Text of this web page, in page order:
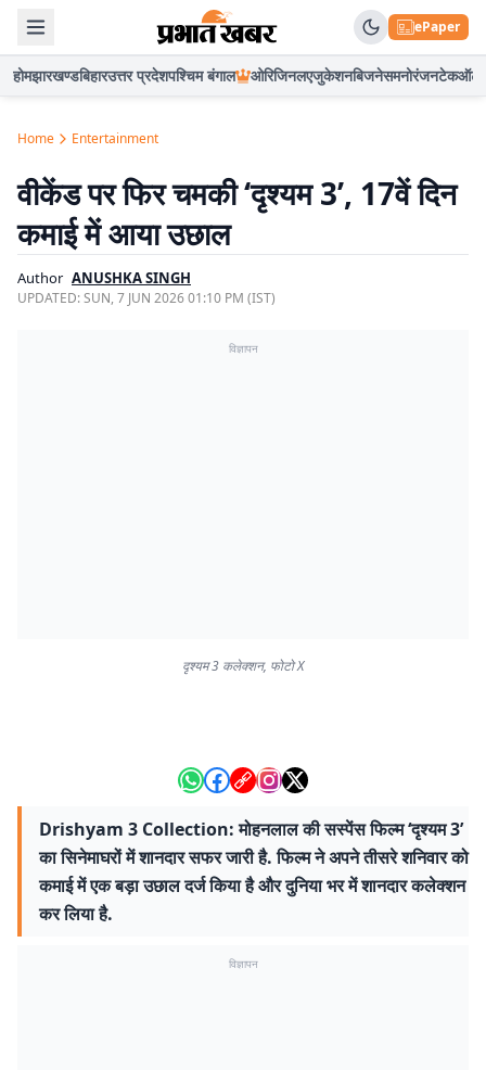
ePaper
होमझारखण्डबिहारउत्तर प्रदेशपश्चिम बंगाल ओरिजिनलएजुकेशनबिजनेसमनोरंजनटेकऑटो
Home Entertainment
वीकेंड पर फिर चमकी ‘दृश्यम 3’, 17वें दिन
कमाई में आया उछाल
Author ANUSHKA SINGH
UPDATED:SUN, 7 JUN 2026 01:10 PM (IST)
विज्ञापन
दृश्यम 3 कलेक्शन, फोटो X
Drishyam 3 Collection: मोहनलाल की सस्पेंस फिल्म ‘दृश्यम 3’
का सिनेमाघरों में शानदार सफर जारी है. फिल्म ने अपने तीसरे शनिवार को
कमाई में एक बड़ा उछाल दर्ज किया है और दुनिया भर में शानदार कलेक्शन
कर लिया है.
विज्ञापन